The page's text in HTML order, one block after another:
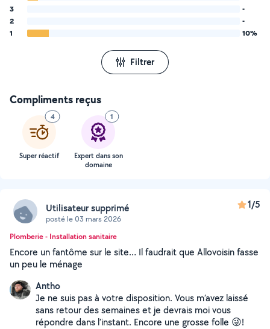
3
-
2
-
1
10%
Filtrer
Compliments reçus
4
Super réactif
1
Expert dans son
domaine
Utilisateur supprimé
posté le 03 mars 2026
1/5
Plomberie - Installation sanitaire
Encore un fantôme sur le site… Il faudrait que Allovoisin fasse
un peu le ménage
Antho
Je ne suis pas à votre disposition. Vous m’avez laissé
sans retour des semaines et je devrais moi vous
répondre dans l’instant. Encore une grosse folle 😜!